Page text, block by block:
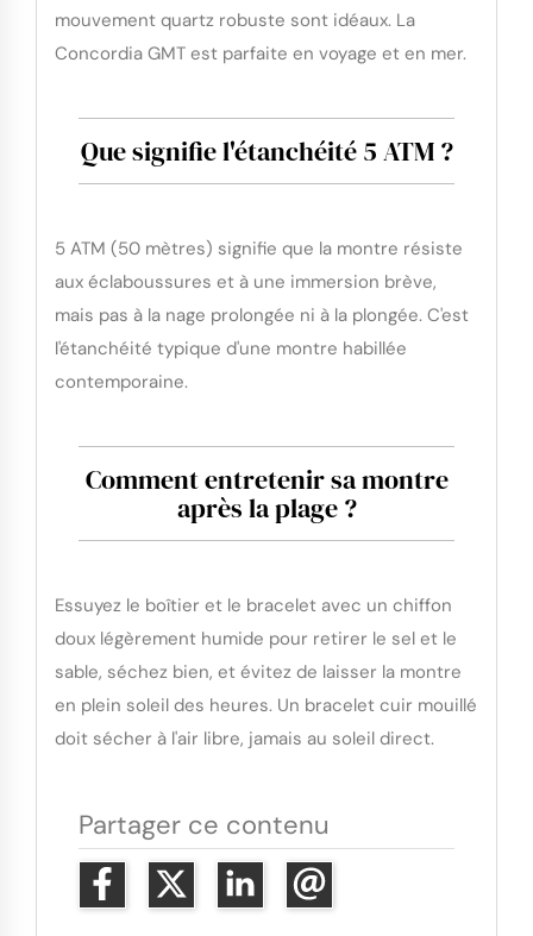
mouvement quartz robuste sont idéaux. La
Concordia GMT est parfaite en voyage et en mer.
Que signifie l'étanchéité 5 ATM ?
5 ATM (50 mètres) signifie que la montre résiste
aux éclabous​sures et à une immersion brève,
mais pas à la nage prolongée ni à la plongée. C'est
l'étanchéité typique d'une montre habillée
contemporaine.
Comment entretenir sa montre
après la plage ?
Essuyez le boîtier et le bracelet avec un chiffon
doux légèrement humide pour retirer le sel et le
sable, séchez bien, et évitez de laisser la montre
en plein soleil des heures. Un bracelet cuir mouillé
doit sécher à l'air libre, jamais au soleil direct.
Partager ce contenu